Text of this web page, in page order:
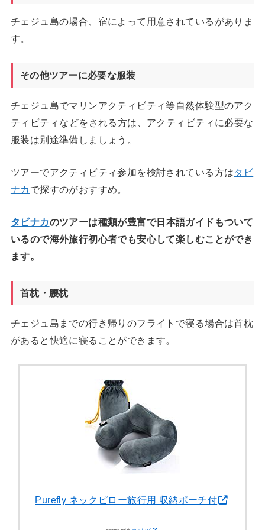
チェジュ島の場合、宿によって用意されているがありま
す。
その他ツアーに必要な服装
チェジュ島でマリンアクティビティ等自然体験型のアク
ティビティなどをされる方は、アクティビティに必要な
服装は別途準備しましょう。
ツアーでアクティビティ参加を検討されている方はタビ
ナカ で探すのがおすすめ。
タビナカのツアーは種類が豊富で日本語ガイドもついて
いるので海外旅行初心者でも安心して楽しむことができ
ます。
首枕・腰枕
チェジュ島までの行き帰りのフライトで寝る場合は首枕
があると快適に寝ることができます。
Purefly ネックピロー旅行用 収納ポーチ付